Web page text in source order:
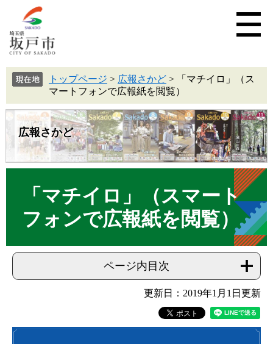
トップページ > 広報さかど >
「マチイロ」（ス
マートフォンで広報紙を閲覧）
広報さかど
「マチイロ」（スマート
フォンで広報紙を閲覧）
ページ内目次
更新日：2019年1月1日更新